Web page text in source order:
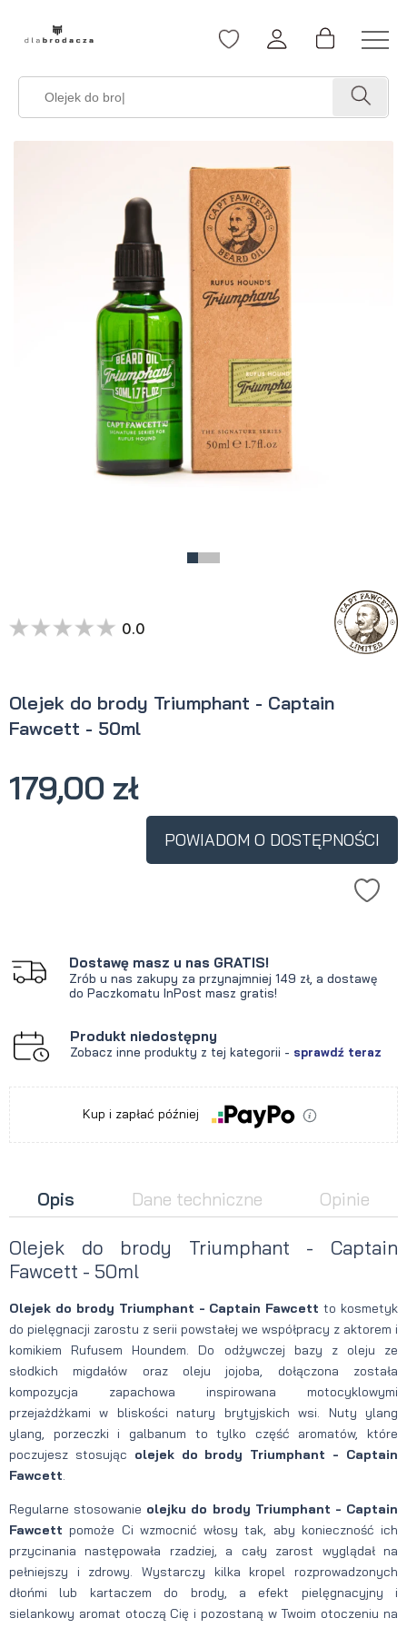
Olejek do brody Triumphant - Captain
Fawcett - 50ml
0.0
179,00 zł
POWIADOM O DOSTĘPNOŚCI
Dostawę masz u nas GRATIS!
Zrób u nas zakupy za przynajmniej 149 zł, a dostawę
do Paczkomatu InPost masz gratis!
Produkt niedostępny
Zobacz inne produkty z tej kategorii - sprawdź teraz
Kup i zapłać później
Opis Dane techniczne Opinie
Olejek do brody Triumphant - Captain
Fawcett - 50ml
Olejek do brody Triumphant - Captain Fawcett to kosmetyk
do pielęgnacji zarostu z serii powstałej we współpracy z aktorem i
komikiem Rufusem Houndem. Do odżywczej bazy z oleju ze
słodkich migdałów oraz oleju jojoba, dołączona została
kompozycja zapachowa inspirowana motocyklowymi
przejażdżkami w bliskości natury brytyjskich wsi. Nuty ylang
ylang, porzeczki i galbanum to tylko część aromatów, które
poczujesz stosując olejek do brody Triumphant - Captain
Fawcett.
Regularne stosowanie olejku do brody Triumphant - Captain
Fawcett pomoże Ci wzmocnić włosy tak, aby konieczność ich
przycinania następowała rzadziej, a cały zarost wyglądał na
pełniejszy i zdrowy. Wystarczy kilka kropel rozprowadzonych
dłońmi lub kartaczem do brody, a efekt pielęgnacyjny i
sielankowy aromat otoczą Cię i pozostaną w Twoim otoczeniu na